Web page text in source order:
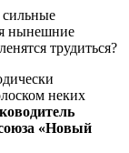
сильные
нынешние
трудиться?
неких
«Новый